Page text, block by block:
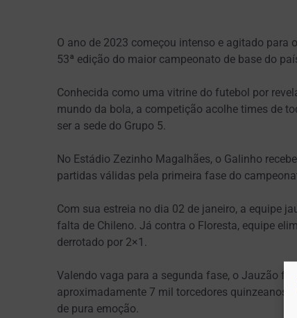
O ano de 2023 começou intenso e agitado para
53ª edição do maior campeonato de base do
Conhecida como uma vitrine do futebol por
mundo da bola, a competição acolhe times de
ser a sede do Grupo 5.
No Estádio Zezinho Magalhães, o Galinho
partidas válidas pela primeira fase do
Com sua estreia no dia 02 de janeiro, a equipe
falta de Chileno. Já contra o Floresta, equipe
derrotado por 2×1.
Valendo vaga para a segunda fase, o Jauzão
aproximadamente 7 mil torcedores quinzeanos,
de pura emoção.